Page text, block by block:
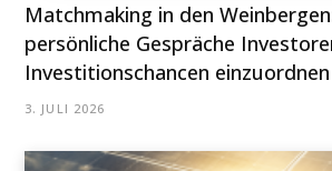
Matchmaking in den
persönliche Gespräche
Investitionschancen einzuordnen
3. JULI 2026